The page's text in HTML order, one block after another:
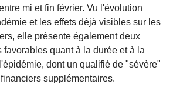
mi et fin février. Vu l'évolution
et les effets déjà visibles sur les
elle présente également deux
favorables quant à la durée et à la
dont un qualifié de "sévère"
supplémentaires.